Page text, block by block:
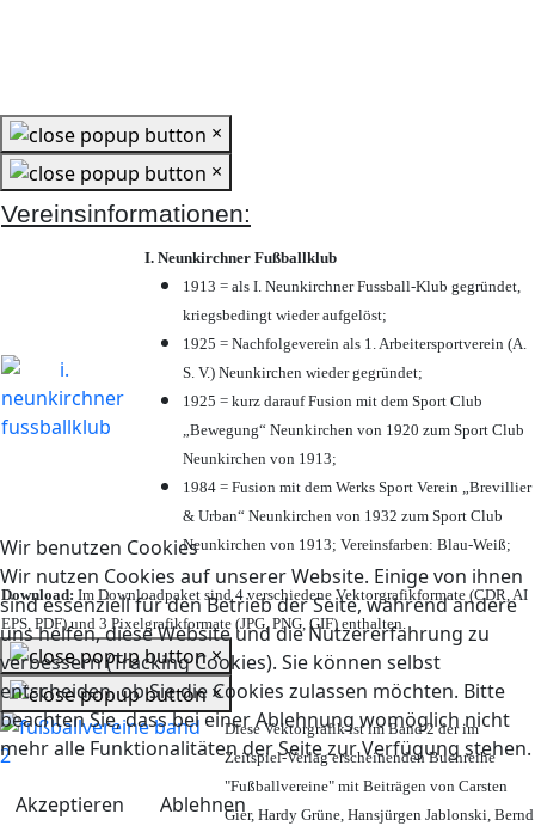
Wir benutzen Cookies
Wir nutzen Cookies auf unserer Website. Einige von ihnen
sind essenziell für den Betrieb der Seite, während andere
uns helfen, diese Website und die Nutzererfahrung zu
verbessern (Tracking Cookies). Sie können selbst
entscheiden, ob Sie die Cookies zulassen möchten. Bitte
beachten Sie, dass bei einer Ablehnung womöglich nicht
mehr alle Funktionalitäten der Seite zur Verfügung stehen.
Akzeptieren
Ablehnen
×
×
Vereinsinformationen:
I. Neunkirchner Fußballklub
1913 = als I. Neunkirchner Fussball-Klub gegründet,
kriegsbedingt wieder aufgelöst;
1925 = Nachfolgeverein als 1. Arbeitersportverein (A.
S. V.) Neunkirchen wieder gegründet;
1925 = kurz darauf Fusion mit dem Sport Club
„Bewegung“ Neunkirchen von 1920 zum Sport Club
Neunkirchen von 1913;
1984 = Fusion mit dem Werks Sport Verein „Brevillier
& Urban“ Neunkirchen von 1932 zum Sport Club
Neunkirchen von 1913; Vereinsfarben: Blau-Weiß;
Download: Im Downloadpaket sind 4 verschiedene Vektorgrafikformate (CDR, AI
EPS, PDF) und 3 Pixelgrafikformate (JPG, PNG, GIF) enthalten.
×
×
Diese Vektorgrafik ist im Band 2 der im
Zeitspiel-Verlag erscheinenden Buchreihe
"Fußballvereine" mit Beiträgen von Carsten
Gier, Hardy Grüne, Hansjürgen Jablonski, Bernd